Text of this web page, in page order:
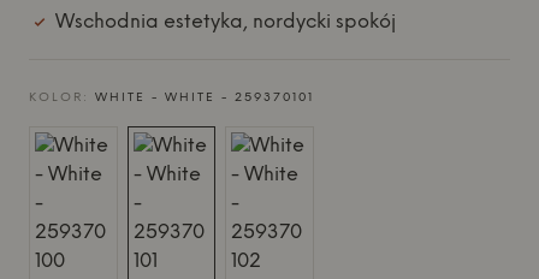
Wschodnia estetyka, nordycki spokój
KOLOR: WHITE - WHITE - 259370101